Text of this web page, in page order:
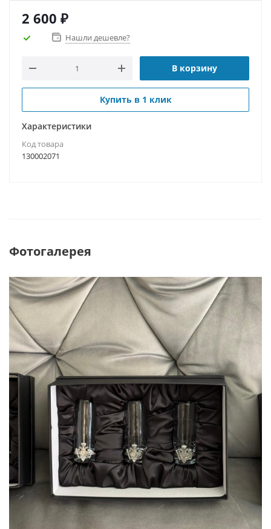
2 600 ₽
Нашли дешевле?
В корзину
Купить в 1 клик
Характеристики
Код товара
130002071
Фотогалерея